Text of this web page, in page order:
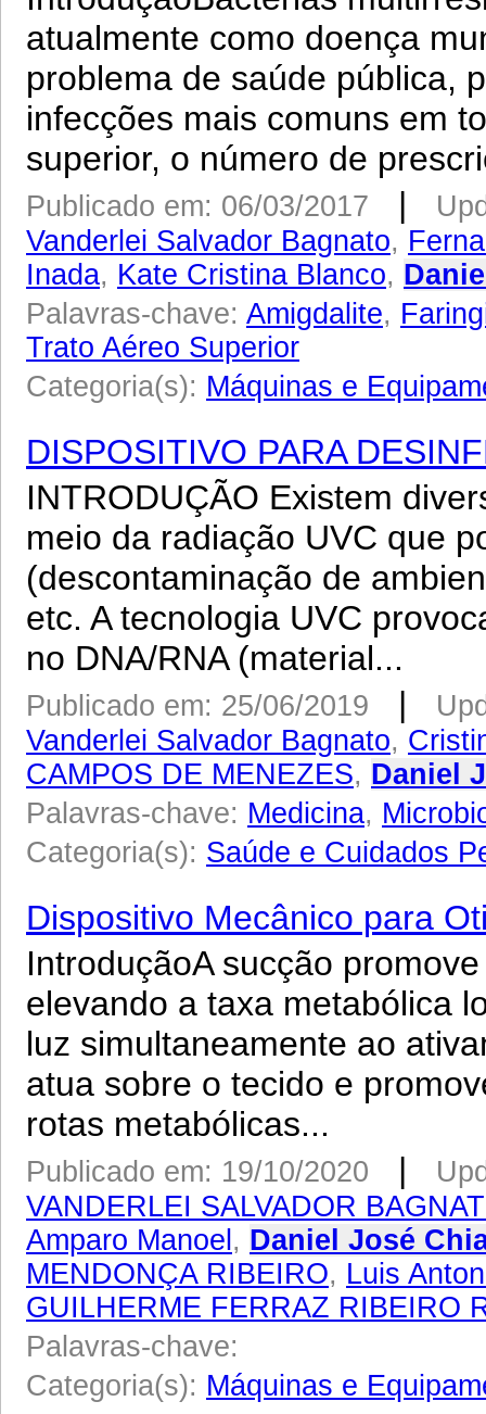
atualmente como doença
problema de saúde pública,
infecções mais comuns em
superior, o número de
Publicado em: 06/03/2017 |
Vanderlei Salvador Bagnato,
Inada, Kate Cristina Blanco,
Palavras-chave: Amigdalite,
Trato Aéreo Superior
Categoria(s): Máquinas e
DISPOSITIVO PARA
INTRODUÇÃO Existem
meio da radiação UVC que
(descontaminação de
etc. A tecnologia UVC
no DNA/RNA (material...
Publicado em: 25/06/2019 |
Vanderlei Salvador Bagnato,
CAMPOS DE MENEZES, Daniel
Palavras-chave: Medicina,
Categoria(s): Saúde e Cuidados
Dispositivo Mecânico para
IntroduçãoA sucção
elevando a taxa metabólica
luz simultaneamente ao
atua sobre o tecido e
rotas metabólicas...
Publicado em: 19/10/2020 |
VANDERLEI SALVADOR
Amparo Manoel , Daniel José
MENDONÇA RIBEIRO, Luis
GUILHERME FERRAZ RIBEIRO
Palavras-chave:
Categoria(s): Máquinas e